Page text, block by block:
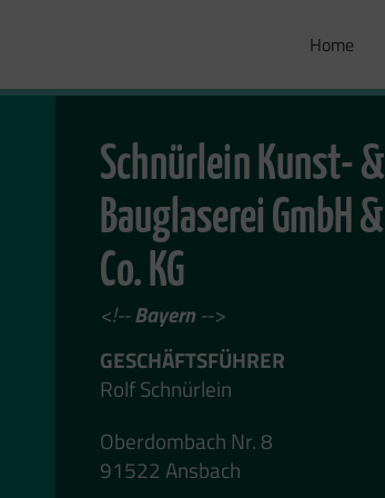
Home
Schnürlein Kunst- &
Bauglaserei GmbH &
Co. KG
<!--Bayern -->
GESCHÄFTSFÜHRER
Rolf Schnürlein
Oberdombach Nr. 8
91522 Ansbach